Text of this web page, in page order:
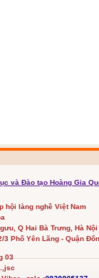
và Đào tạo Hoàng Gia
hội làng nghề Việt Nam
Q Hai Bà Trưng, Hà Nội
3 Phố Yên Lãng - Quận
03